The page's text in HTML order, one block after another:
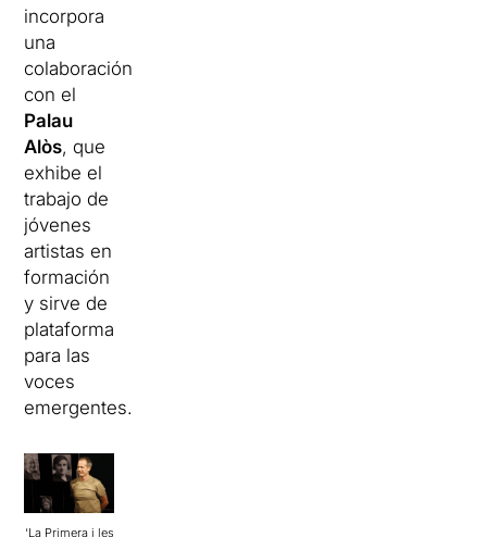
incorpora
una
colaboración
con el
Palau
Alòs, que
exhibe el
trabajo de
jóvenes
artistas en
formación
y sirve de
plataforma
para las
voces
emergentes.
‘La Primera i les